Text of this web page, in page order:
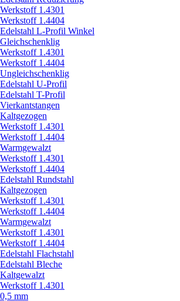
Werkstoff 1.4301
Werkstoff 1.4404
Edelstahl L-Profil Winkel
Gleichschenklig
Werkstoff 1.4301
Werkstoff 1.4404
Ungleichschenklig
Edelstahl U-Profil
Edelstahl T-Profil
Vierkantstangen
Kaltgezogen
Werkstoff 1.4301
Werkstoff 1.4404
Warmgewalzt
Werkstoff 1.4301
Werkstoff 1.4404
Edelstahl Rundstahl
Kaltgezogen
Werkstoff 1.4301
Werkstoff 1.4404
Warmgewalzt
Werkstoff 1.4301
Werkstoff 1.4404
Edelstahl Flachstahl
Edelstahl Bleche
Kaltgewalzt
Werkstoff 1.4301
0,5 mm